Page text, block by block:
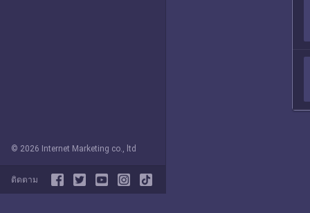
© 2026 Internet Marketing co., ltd
ติดตาม